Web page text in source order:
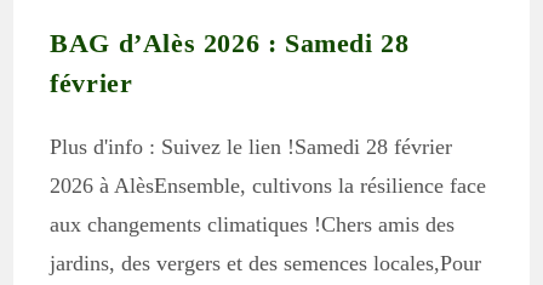
BAG d’Alès 2026 : Samedi 28
février
Plus d'info : Suivez le lien !Samedi 28 février
2026 à AlèsEnsemble, cultivons la résilience face
aux changements climatiques !Chers amis des
jardins, des vergers et des semences locales,Pour